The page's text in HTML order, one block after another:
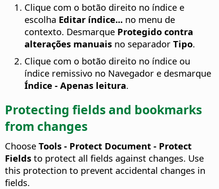
Clique com o botão direito no índice e
escolha Editar índice... no menu de
contexto. Desmarque Protegido contra
alterações manuais no separador Tipo.
Clique com o botão direito no índice ou
índice remissivo no Navegador e desmarque
Índice - Apenas leitura.
Protecting fields and bookmarks
from changes
Choose Tools - Protect Document - Protect
Fields to protect all fields against changes. Use
this protection to prevent accidental changes in
fields.